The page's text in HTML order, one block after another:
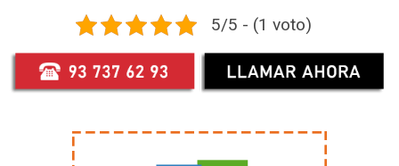
5/5 - (1 voto)